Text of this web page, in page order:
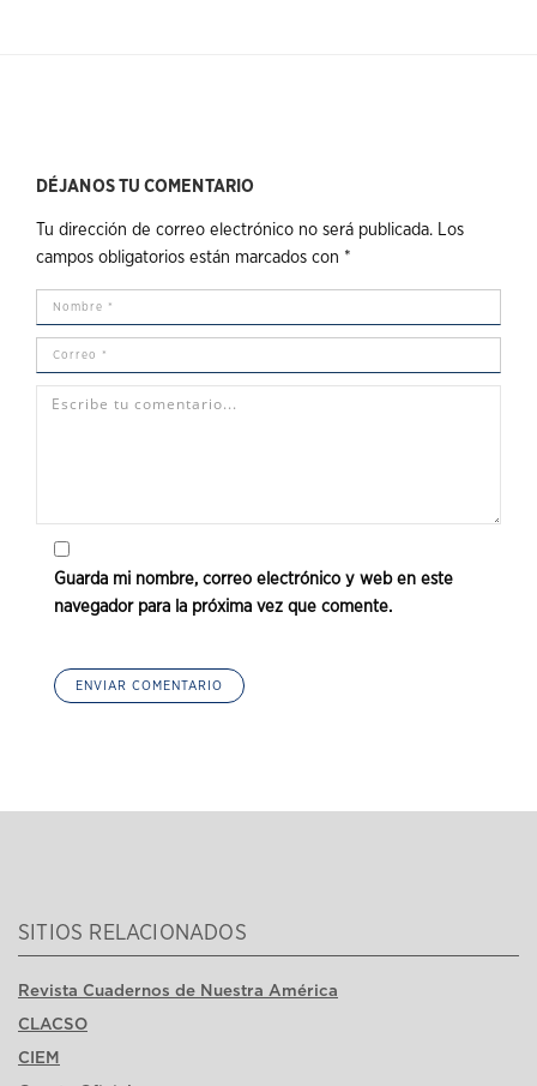
DÉJANOS TU COMENTARIO
Tu dirección de correo electrónico no será publicada. Los
campos obligatorios están marcados con *
Guarda mi nombre, correo electrónico y web en este
navegador para la próxima vez que comente.
SITIOS RELACIONADOS
Revista Cuadernos de Nuestra América
CLACSO
CIEM